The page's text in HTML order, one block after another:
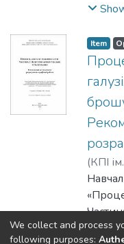
з
Item
(КПІ
We collect and process
following purposes: